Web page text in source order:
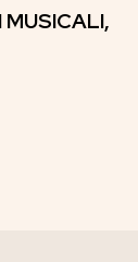
MUSICALI,